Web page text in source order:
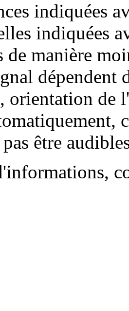
indiquées
indiquées
de manière
dépendent
orientation de
être